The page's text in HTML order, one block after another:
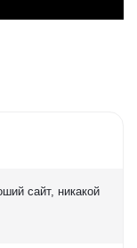
сайт, никакой